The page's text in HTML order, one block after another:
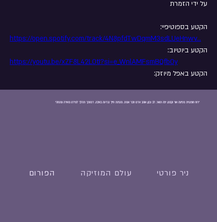
על ידי הזמרת
הקטע בספוטיפיי:
https://open.spotify.com/track/4N8pfdTwDqmM3sdLUeHnwv...
הקטע ביוטיוב:
https://youtu.be/xZF8L42LOtI?si=e_WnlAMFsmBQfbOy
הקטע באפל מיוזק:
פרטים נוספים
הצטרף
"רוח חופשית מפיצה אור וקסם, יפה תואר, לב נבון, אוהב אדם חבר אמת. מנגינת חייך נגדעה באיבה, דמותך תהלך לצידנו מאירה ומנחה"
הפורום עולם המוזיקה ניר פורטי